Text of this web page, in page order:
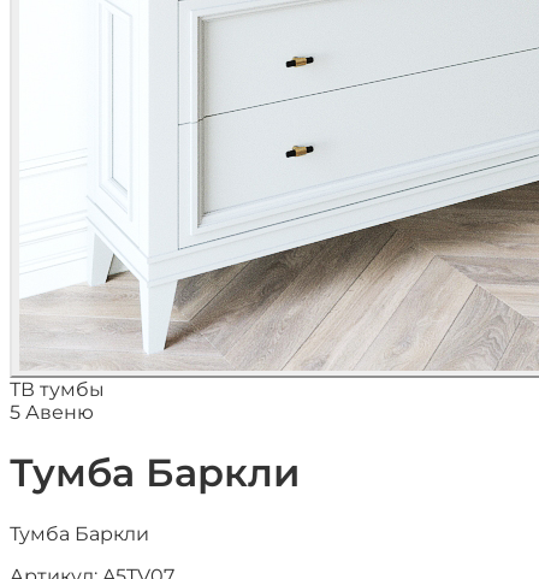
ТВ тумбы
5 Авеню
Тумба Баркли
Тумба Баркли